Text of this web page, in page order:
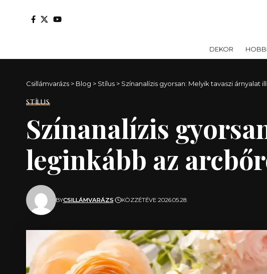
DEKOR HOBBI
Csillámvarázs > Blog > Stílus > Színanalízis gyorsan: Melyik tavaszi árnyalat
STÍLUS
Színanalízis
leginkább az
BYCSILLÁMVARÁZS KÖZZÉTÉVE 2026.05.28.